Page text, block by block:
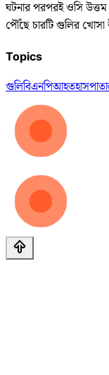
ঘটনার পরপরই ওসি উত্তম
পৌঁছে চারটি গুলির খোসা
Topics
গুলিবিএনপিআহত